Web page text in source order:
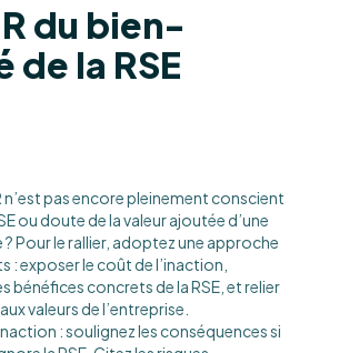
du bien-
de la RSE
n’est pas encore pleinement conscient
ou doute de la valeur ajoutée d’une
Pour le rallier, adoptez une approche
: exposer le coût de l’inaction,
bénéfices concrets de la RSE, et relier
valeurs de l’entreprise.
: soulignez les conséquences si